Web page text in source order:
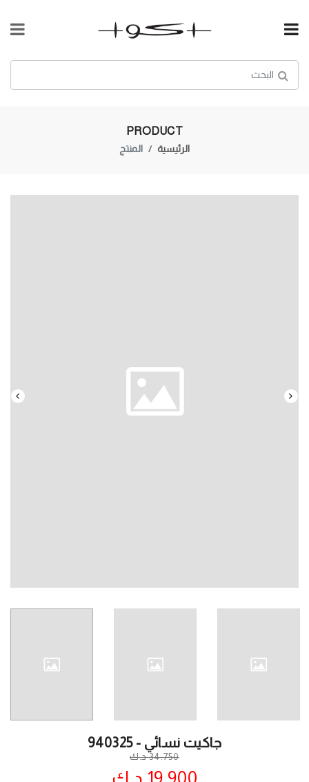
PRODUCT
الرئيسية المنتج
جاكيت نسائي - 940325
34.750 د.ك
19.900 د.ك